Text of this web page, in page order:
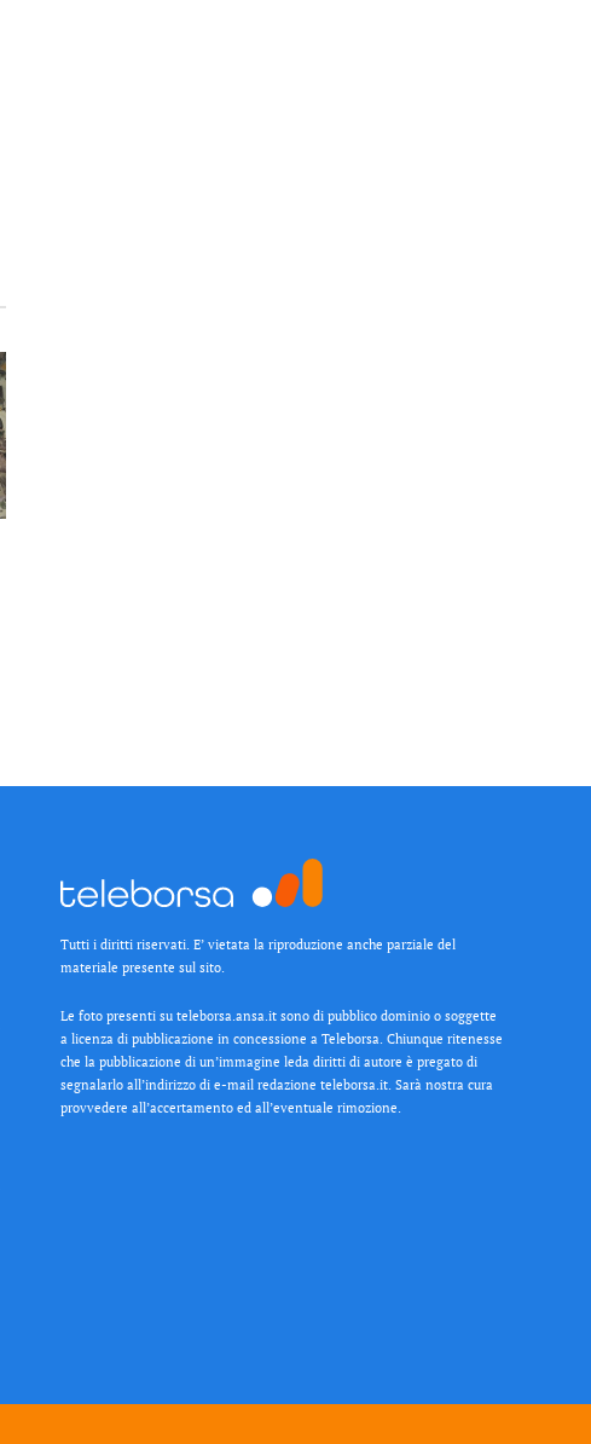
Tutti i diritti riservati. E’ vietata la riproduzione anche parziale del
materiale presente sul sito.
Le foto presenti su teleborsa.ansa.it sono di pubblico dominio o soggette
a licenza di pubblicazione in concessione a Teleborsa. Chiunque ritenesse
che la pubblicazione di un’immagine leda diritti di autore è pregato di
segnalarlo all’indirizzo di e-mail redazione teleborsa.it. Sarà nostra cura
provvedere all’accertamento ed all’eventuale rimozione.